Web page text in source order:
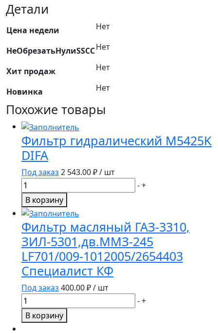
Детали
Цена недели Нет
НеОбрезатьНулиSSCCНет
Хит продаж Нет
Новинка Нет
Похожие товары
Фильтр гидралический M5425K
DIFA
Под заказ 2 543.00₽ / шт
Количество
товара
Фильтр
гидралический
M5425K
DIFA
-+
В корзину
Фильтр масляный ГАЗ-3310,
ЗИЛ-5301,дв.ММЗ-245
LF701/009-1012005/2654403
Специалист КФ
Под заказ 400.00₽ / шт
Количество
товара
Фильтр
-+
В корзину